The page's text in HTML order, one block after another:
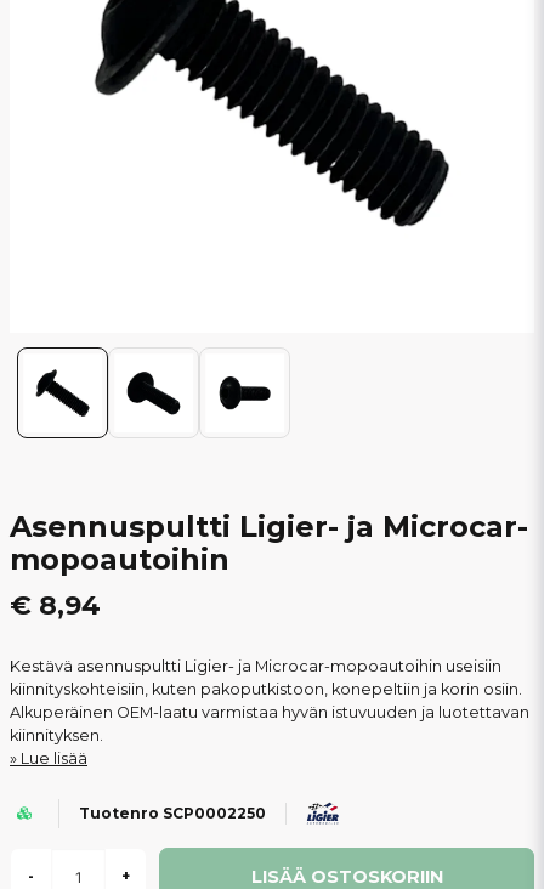
Asennuspultti Ligier- ja Microcar-
mopoautoihin
€ 8,94
Kestävä asennuspultti Ligier- ja Microcar-mopoautoihin useisiin
kiinnityskohteisiin, kuten pakoputkistoon, konepeltiin ja korin osiin.
Alkuperäinen OEM-laatu varmistaa hyvän istuvuuden ja luotettavan
kiinnityksen.
Lue lisää
Tuotenro SCP0002250
- + LISÄÄ OSTOSKORIIN